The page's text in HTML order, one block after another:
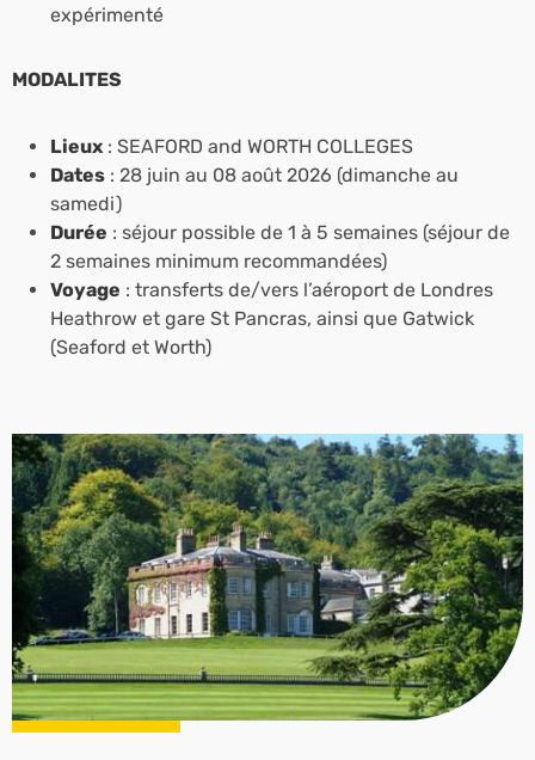
expérimenté
MODALITES
Lieux : SEAFORD and WORTH COLLEGES
Dates : 28 juin au 08 août 2026 (dimanche au
samedi)
Durée : séjour possible de 1 à 5 semaines (séjour de
2 semaines minimum recommandées)
Voyage : transferts de/vers l’aéroport de Londres
Heathrow et gare St Pancras, ainsi que Gatwick
(Seaford et Worth)